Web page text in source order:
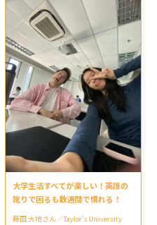
大学生活すべてが楽しい！英語の
訛りで困るも数週間で慣れる！
藤田 大地さん／Taylor’s University